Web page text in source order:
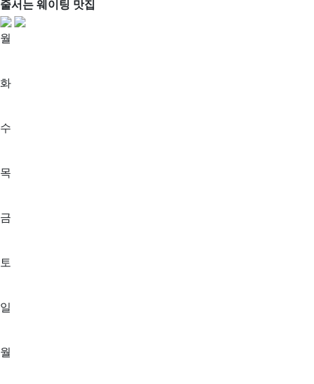
줄서는 웨이팅 맛집
월
화
수
목
금
토
일
월